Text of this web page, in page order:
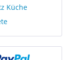
Küche